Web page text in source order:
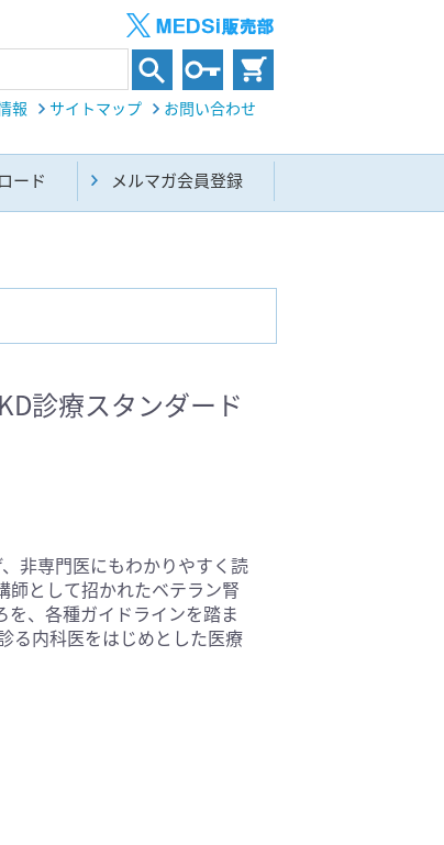
報 サイトマップ お問い合わせ
ード メルマガ会員登録
医療技術(16)
健・体育(1)
診療スタンダード
非専門医にもわかりやすく読
師として招かれたベテラン腎
、各種ガイドラインを踏ま
る内科医をはじめとした医療